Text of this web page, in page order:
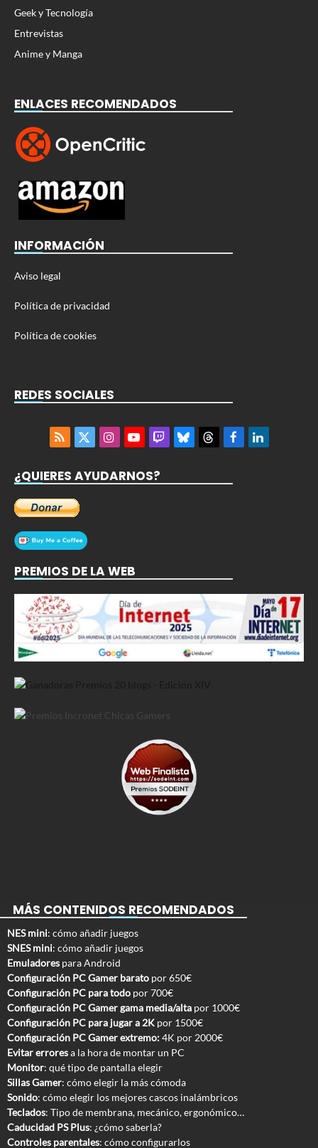
Geek y Tecnología
Entrevistas
Anime y Manga
ENLACES RECOMENDADOS
INFORMACIÓN
Aviso legal
Política de privacidad
Política de cookies
REDES SOCIALES
RSS
X
InstagramYouTubeTwitchBlueskyThreadsFacebookLinkedIn
¿QUIERES AYUDARNOS?
PREMIOS DE LA WEB
MÁS CONTENIDOS RECOMENDADOS
NES mini: cómo añadir juegos
SNES mini: cómo añadir juegos
Emuladores para Android
Configuración PC Gamer barato por 650€
Configuración PC para todo por 700€
Configuración PC Gamer gama media/alta por 1000€
Configuración PC para jugar a 2K por 1500€
Configuración PC Gamer extremo:4K por 2000€
Evitar erroresa la hora de montar un PC
Monitor: qué tipo de pantalla elegir
Sillas Gamer: cómo elegir la más cómoda
Sonido: cómo elegir los mejores cascos inalámbricos
Teclados: Tipo de membrana, mecánico, ergonómico…
Caducidad PS Plus: ¿cómo saberla?
Controles parentales: cómo configurarlos